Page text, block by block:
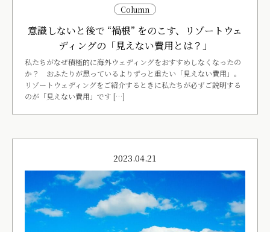
Column
意識しないと後で “禍根” をのこす、リゾートウェ
ディングの「見えない費用とは？」
私たちがなぜ積極的に海外ウェディングをおすすめしなくなったの
か？ おふたりが思っているよりずっと重たい「見えない費用」。
リゾートウェディングをご紹介するときに私たちが必ずご説明する
のが「見えない費用」です […]
2023.04.21